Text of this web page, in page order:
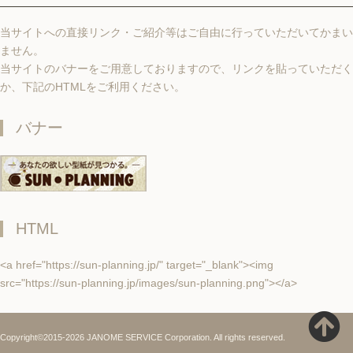
当サイトへの直接リンク・ご紹介等はご自由に行っていただいてかまい
ません。
当サイトのバナーをご用意しておりますので、リンクを貼っていただく
か、下記のHTMLをご利用ください。
バナー
HTML
<a href="https://sun-planning.jp/" target="_blank"><img
src="https://sun-planning.jp/images/sun-planning.png"></a>
Copyright©2015-2026 JANOME SERVICE Corporation. All rights reserved.